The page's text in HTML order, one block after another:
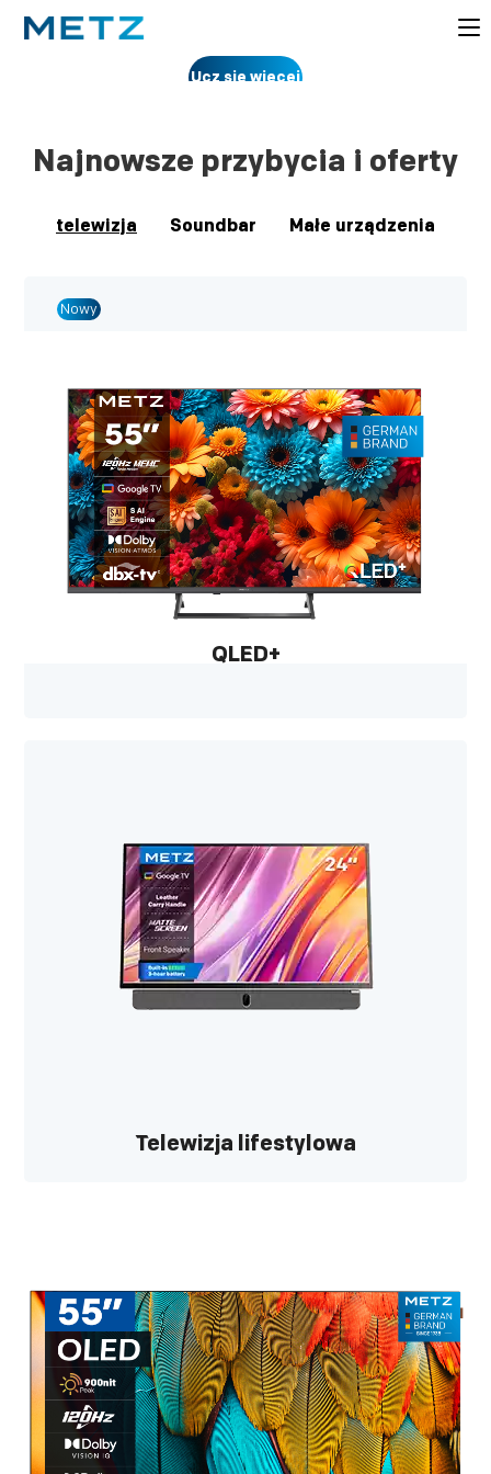
Ucz się więcej
Najnowsze przybycia i oferty
telewizja Soundbar Małe urządzenia
Nowy
QLED+
Telewizja lifestylowa